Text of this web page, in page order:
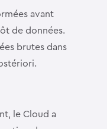
avant
de données.
brutes dans
le Cloud a